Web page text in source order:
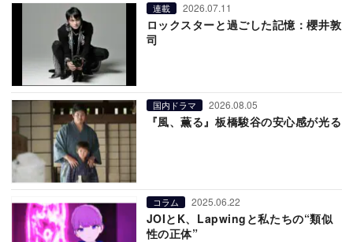
連載 2026.07.11
ロックスターと過ごした記憶：櫻井敦
司
国内ドラマ 2026.08.05
『風、薫る』板橋駿谷の安心感が光る
コラム 2025.06.22
JOIとK、Lapwingと私たちの“類似
性の正体”